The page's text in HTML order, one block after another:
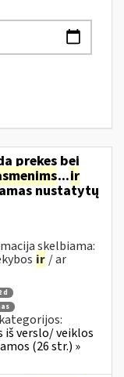
prekes bei
...ir
nustatytų
skelbiama:
ir / ar
d
iš verslo/ veiklos
(26 str.) »